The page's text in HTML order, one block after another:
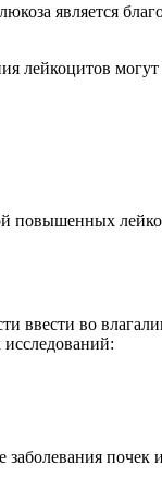
является
лейкоцитов могут
повышенных
ввести во
заболевания